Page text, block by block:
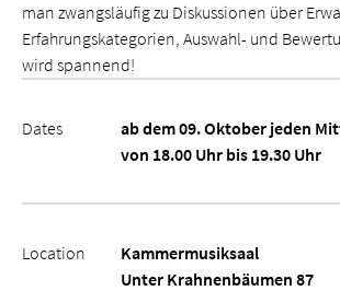
man zwangsläufig zu Diskussionen über
Erfahrungskategorien, Auswahl- und
wird spannend!
Dates
ab dem 09. Oktober jeden
von 18.00 Uhr bis 19.30 Uhr
Location
Kammermusiksaal
Unter Krahnenbäumen 87